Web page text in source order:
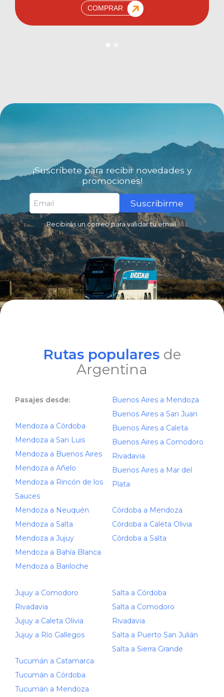
COMPRAR
¡Suscríbete para recibir novedades y
promociones!
Suscribirme
Recibirás un correo para validar tu email.
Rutas populares de
Argentina
Pasajes desde:
Mendoza a Córdoba
Mendoza a San Luis
Mendoza a Buenos Aires
Mendoza a Añelo
Mendoza a Rincón de los
Sauces
Mendoza a Neuquén
Mendoza a Salta
Mendoza a Jujuy
Mendoza a Bahía Blanca
Mendoza a Bariloche
Buenos Aires a Mendoza
Buenos Aires a San Juan
Buenos Aires a Caleta
Buenos Aires a Comodoro
Rivadavia
Buenos Aires a Mar del
Plata
Córdoba a Mendoza
Córdoba a Caleta Olivia
Córdoba a Salta
Jujuy a Comodoro
Rivadavia
Jujuy a Caleta Olivia
Jujuy a Río Gallegos
Tucumán a Catamarca
Tucumán a Córdoba
Tucumán a Mendoza
Salta a Córdoba
Salta a Comodoro
Rivadavia
Salta a Puerto San Julián
Salta a Sierra Grande